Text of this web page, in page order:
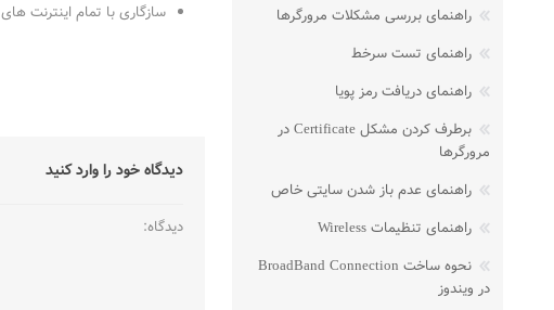
سازگاری با تمام اینترنت های Dial-Up, Cable, ADSL, Ethernet
دیدگاه خود را وارد کنید
دیدگاه:
راهنمای بررسی مشکلات مرورگرها
راهنمای تست سرخط
راهنمای دریافت رمز پویا
برطرف کردن مشکل Certificate در
مرورگرها
راهنمای عدم باز شدن سایتی خاص
راهنمای تنظیمات Wireless
نحوه ساخت BroadBand Connection
در ویندوز